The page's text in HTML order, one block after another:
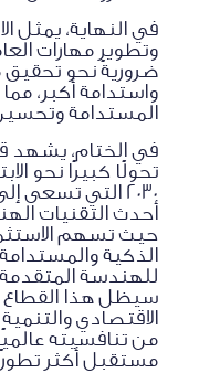
في النهاية، يمثل
وتطوير مهارات
ضروريةً نحو
واستدامة أكبر،
المستدامة
في الختام، يشهد
تحولًا كبيرًا نحو
2030 التي تسعى
أحدث التقنيات
حيث تسهم
الذكية
للهندسة
سيظل هذا القطاع
الاقتصادي
من تنافسيته
مستقبل أكثر تطورًا